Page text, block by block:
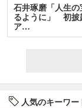
石井琢磨「人生
るように」 初披
ア…
人気のキーワー